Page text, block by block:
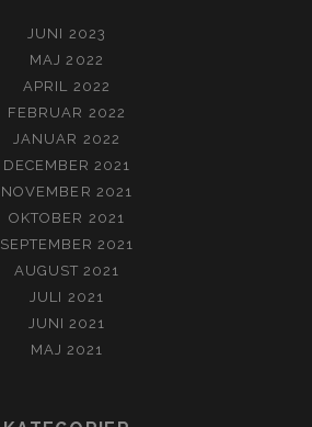
JUNI 2023
MAJ 2022
APRIL 2022
FEBRUAR 2022
JANUAR 2022
DECEMBER 2021
NOVEMBER 2021
OKTOBER 2021
SEPTEMBER 2021
AUGUST 2021
JULI 2021
JUNI 2021
MAJ 2021